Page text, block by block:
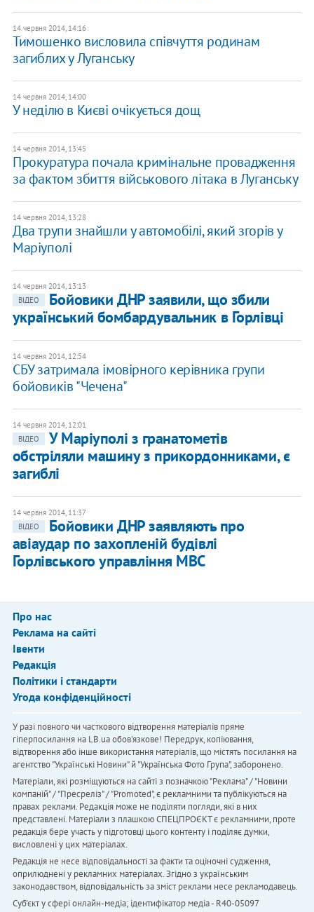
14 червня 2014, 14:16
Тимошенко висловила співчуття родинам
загиблих у Луганську
14 червня 2014, 14:00
У неділю в Києві очікується дощ
14 червня 2014, 13:45
Прокуратура почала кримінальне провадження
за фактом збиття військового літака в Луганську
14 червня 2014, 13:28
Два трупи знайшли у автомобілі, який згорів у
Маріуполі
14 червня 2014, 13:13
ВІДЕО
Бойовики ДНР заявили, що збили
український бомбардувальник в Горлівці
14 червня 2014, 12:54
СБУ затримала імовірного керівника групи
бойовиків "Чечена"
14 червня 2014, 12:01
ВІДЕО
У Маріуполі з гранатометів
обстріляли машину з прикордонниками, є
загиблі
14 червня 2014, 11:37
ВІДЕО
Бойовики ДНР заявляють про
авіаудар по захопленій будівлі
Горлівського управління МВС
Про нас
Реклама на сайті
Івенти
Редакція
Політики і стандарти
Угода конфіденційності
У разі повного чи часткового відтворення матеріалів пряме
гіперпосилання на LB.ua обов'язкове! Передрук, копіювання,
відтворення або інше використання матеріалів, що містять посилання на
агентство "Українськi Новини" й "Українська Фото Група", заборонено.
Матеріали, які розміщуються на сайті з позначкою "Реклама" / "Новини
компаній" / "Пресреліз" / "Promoted", є рекламними та публікуються на
правах реклами. Редакція може не поділяти погляди, які в них
представлені. Матеріали з плашкою СПЕЦПРОЄКТ є рекламними, проте
редакція бере участь у підготовці цього контенту і поділяє думки,
висловлені у цих матеріалах.
Редакція не несе відповідальності за факти та оціночні судження,
оприлюднені у рекламних матеріалах. Згідно з українським
законодавством, відповідальність за зміст реклами несе рекламодавець.
Cуб'єкт у сфері онлайн-медіа; ідентифікатор медіа - R40-05097